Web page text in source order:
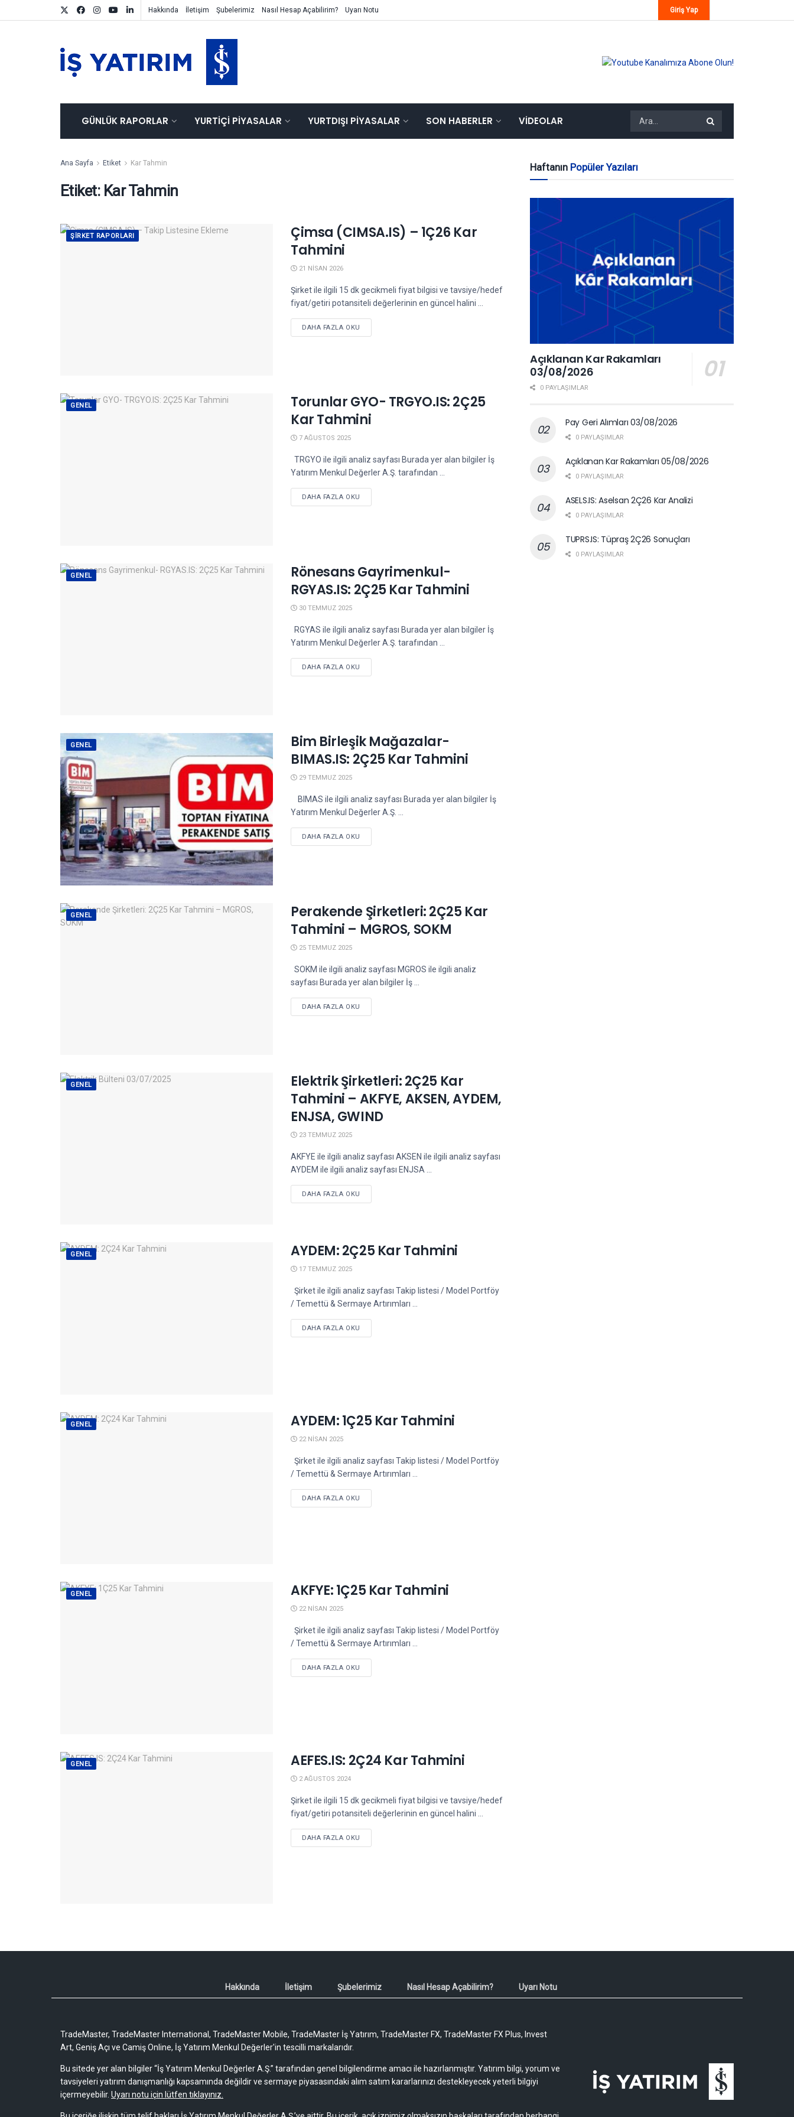
Hakkında İletişim Şubelerimiz Nasıl Hesap Açabilirim? Uyarı Notu Giriş Yap
GÜNLÜK RAPORLAR YURTIÇI PIYASALAR YURTDIŞI PIYASALAR SON HABERLER VIDEOLAR
Ana Sayfa Etiket Kar Tahmin
Etiket: Kar Tahmin
ŞIRKET RAPORLARI
Çimsa (CIMSA.IS) – 1Ç26 Kar
Tahmini
21 NISAN 2026
Şirket ile ilgili 15 dk gecikmeli fiyat bilgisi ve tavsiye/hedef
fiyat/getiri potansiteli değerlerinin en güncel halini ...
DAHA FAZLA OKU
GENEL
Torunlar GYO- TRGYO.IS: 2Ç25
Kar Tahmini
7 AĞUSTOS 2025
TRGYO ile ilgili analiz sayfası Burada yer alan bilgiler İş
Yatırım Menkul Değerler A.Ş. tarafından ...
DAHA FAZLA OKU
GENEL
Rönesans Gayrimenkul-
RGYAS.IS: 2Ç25 Kar Tahmini
30 TEMMUZ 2025
RGYAS ile ilgili analiz sayfası Burada yer alan bilgiler İş
Yatırım Menkul Değerler A.Ş. tarafından ...
DAHA FAZLA OKU
GENEL
Bim Birleşik Mağazalar-
BIMAS.IS: 2Ç25 Kar Tahmini
29 TEMMUZ 2025
BIMAS ile ilgili analiz sayfası Burada yer alan bilgiler İş
Yatırım Menkul Değerler A.Ş. ...
DAHA FAZLA OKU
GENEL
Perakende Şirketleri: 2Ç25 Kar
Tahmini – MGROS, SOKM
25 TEMMUZ 2025
SOKM ile ilgili analiz sayfası MGROS ile ilgili analiz
sayfası Burada yer alan bilgiler İş ...
DAHA FAZLA OKU
GENEL
Elektrik Şirketleri: 2Ç25 Kar
Tahmini – AKFYE, AKSEN, AYDEM,
ENJSA, GWIND
23 TEMMUZ 2025
AKFYE ile ilgili analiz sayfası AKSEN ile ilgili analiz sayfası
AYDEM ile ilgili analiz sayfası ENJSA ...
DAHA FAZLA OKU
GENEL AYDEM: 2Ç25 Kar Tahmini
17 TEMMUZ 2025
Şirket ile ilgili analiz sayfası Takip listesi / Model Portföy
/ Temettü & Sermaye Artırımları ...
DAHA FAZLA OKU
GENEL AYDEM: 1Ç25 Kar Tahmini
22 NISAN 2025
Şirket ile ilgili analiz sayfası Takip listesi / Model Portföy
/ Temettü & Sermaye Artırımları ...
DAHA FAZLA OKU
GENEL AKFYE: 1Ç25 Kar Tahmini
22 NISAN 2025
Şirket ile ilgili analiz sayfası Takip listesi / Model Portföy
/ Temettü & Sermaye Artırımları ...
DAHA FAZLA OKU
GENEL AEFES.IS: 2Ç24 Kar Tahmini
2 AĞUSTOS 2024
Şirket ile ilgili 15 dk gecikmeli fiyat bilgisi ve tavsiye/hedef
fiyat/getiri potansiteli değerlerinin en güncel halini ...
DAHA FAZLA OKU
Haftanın Popüler Yazıları
Açıklanan Kar Rakamları
03/08/2026
0 PAYLAŞIMLAR
Pay Geri Alımları 03/08/2026
0 PAYLAŞIMLAR
Açıklanan Kar Rakamları 05/08/2026
0 PAYLAŞIMLAR
ASELS.IS: Aselsan 2Ç26 Kar Analizi
0 PAYLAŞIMLAR
TUPRS.IS: Tüpraş 2Ç26 Sonuçları
0 PAYLAŞIMLAR
Hakkında İletişim Şubelerimiz Nasıl Hesap Açabilirim? Uyarı Notu
TradeMaster, TradeMaster International, TradeMaster Mobile, TradeMaster İş Yatırım, TradeMaster FX, TradeMaster FX Plus, Invest
Art, Geniş Açı ve Camiş Online, İş Yatırım Menkul Değerler'in tescilli markalarıdır.
Bu sitede yer alan bilgiler “İş Yatırım Menkul Değerler A.Ş.” tarafından genel bilgilendirme amacı ile hazırlanmıştır. Yatırım bilgi, yorum ve
tavsiyeleri yatırım danışmanlığı kapsamında değildir ve sermaye piyasasındaki alım satım kararlarınızı destekleyecek yeterli bilgiyi
içermeyebilir. Uyarı notu için lütfen tıklayınız.